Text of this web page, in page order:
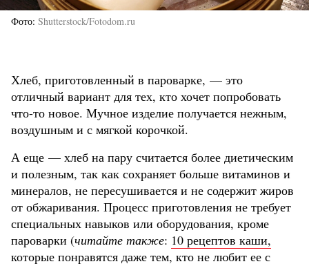
Фото Shutterstock/Fotodom.ru
Хлеб, приготовленный в пароварке, — это
отличный вариант для тех, кто хочет попробовать
что-то новое. Мучное изделие получается нежным,
воздушным и с мягкой корочкой.
А еще — хлеб на пару считается более диетическим
и полезным, так как сохраняет больше витаминов и
минералов, не пересушивается и не содержит жиров
от обжаривания. Процесс приготовления не требует
специальных навыков или оборудования, кроме
пароварки (читайте также: 10 рецептов каши,
которые понравятся даже тем, кто не любит ее с